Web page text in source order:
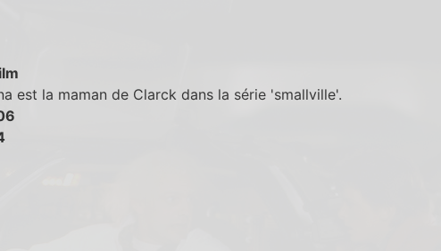
est la maman de Clarck dans la série 'smallville'.